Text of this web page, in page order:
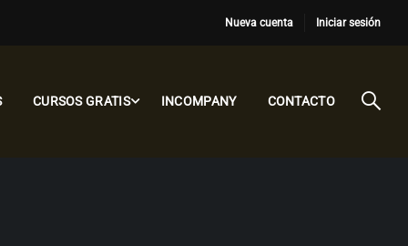
Nueva cuenta Iniciar sesión
CURSOS GRATIS INCOMPANY CONTACTO